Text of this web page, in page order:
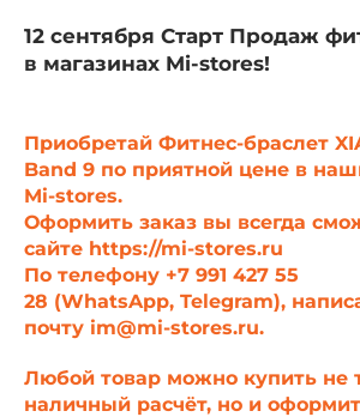
Получайте товар
выбранный способом
Оставшиеся75% будут
списыватьсяс вашей карты
по25
Подробнее
об оплате Плайтом
12 сентября Старт Продаж
в магазинах Mi-stores!
Приобретай Фитнес-браслет
Band 9 по приятной цене в
Mi-stores.
Оформить заказ вы всегда
сайте https://mi-stores.ru
По телефону +7 991 427 55
28 (WhatsApp, Telegram),
почту im@mi-stores.ru.
Любой товар можно купить не
наличный расчёт, но и